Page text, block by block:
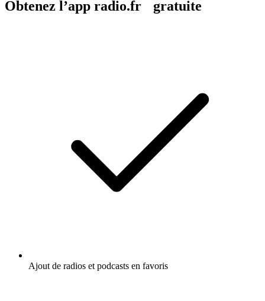
Obtenez l’app radio.fr gratuite
Ajout de radios et podcasts en favoris